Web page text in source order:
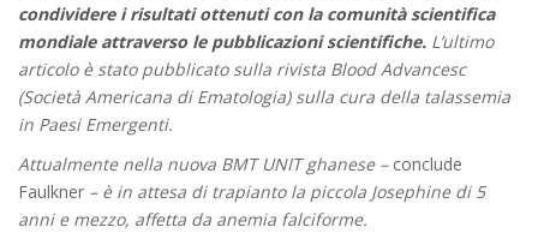
condividere i risultati ottenuti con la comunità scientifica
mondiale attraverso le pubblicazioni scientifiche. L’ultimo
articolo è stato pubblicato sulla rivista Blood Advancesc
(Società Americana di Ematologia) sulla cura della talassemia
in Paesi Emergenti.
Attualmente nella nuova BMT UNIT ghanese – conclude
Faulkner – è in attesa di trapianto la piccola Josephine di 5
anni e mezzo, affetta da anemia falciforme.